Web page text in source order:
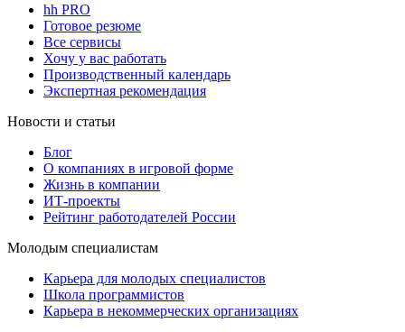
hh PRO
Готовое резюме
Все сервисы
Хочу у вас работать
Производственный календарь
Экспертная рекомендация
Новости и статьи
Блог
О компаниях в игровой форме
Жизнь в компании
ИТ-проекты
Рейтинг работодателей России
Молодым специалистам
Карьера для молодых специалистов
Школа программистов
Карьера в некоммерческих организациях